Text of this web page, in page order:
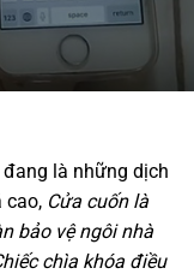
là những dịch
cao, Cửa cuốn là
bảo vệ ngôi nhà
chìa khóa điều